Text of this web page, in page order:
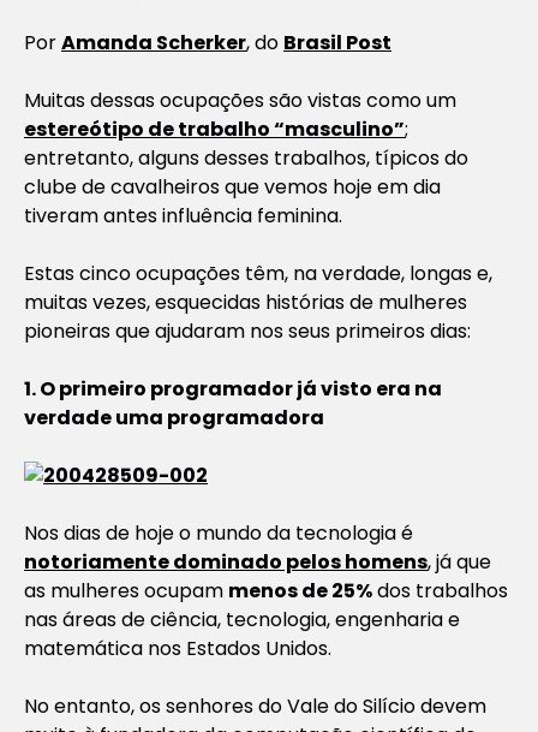
PorAmanda Scherker, do Brasil Post
Muitas dessas ocupações são vistas como um
estereótipo de trabalho “masculino”;
entretanto, alguns desses trabalhos, típicos do
clube de cavalheiros que vemos hoje em dia
tiveram antes influência feminina.
Estas cinco ocupações têm, na verdade, longas e,
muitas vezes, esquecidas histórias de mulheres
pioneiras que ajudaram nos seus primeiros dias:
1. O primeiro programador já visto era na
verdade uma programadora
Nos dias de hoje o mundo da tecnologia é
notoriamente dominado pelos homens, já que
as mulheres ocupam menos de 25%dos trabalhos
nas áreas de ciência, tecnologia, engenharia e
matemática nos Estados Unidos.
No entanto, os senhores do Vale do Silício devem